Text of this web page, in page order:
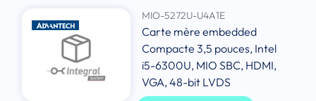
MIO-5272U-U4A1E
Carte mère embedded
Compacte 3,5 pouces, Intel
i5-6300U, MIO SBC, HDMI,
VGA, 48-bit LVDS